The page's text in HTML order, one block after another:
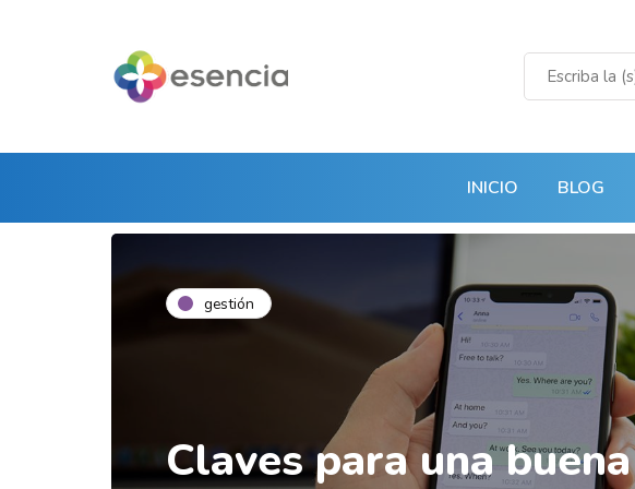
INICIO BLOG
gestión
Claves para una buena